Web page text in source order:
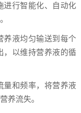
进行智能化、自动化
养液均匀输送到每个
，以维持营养液的循
量和频率，将营养液
养流失。